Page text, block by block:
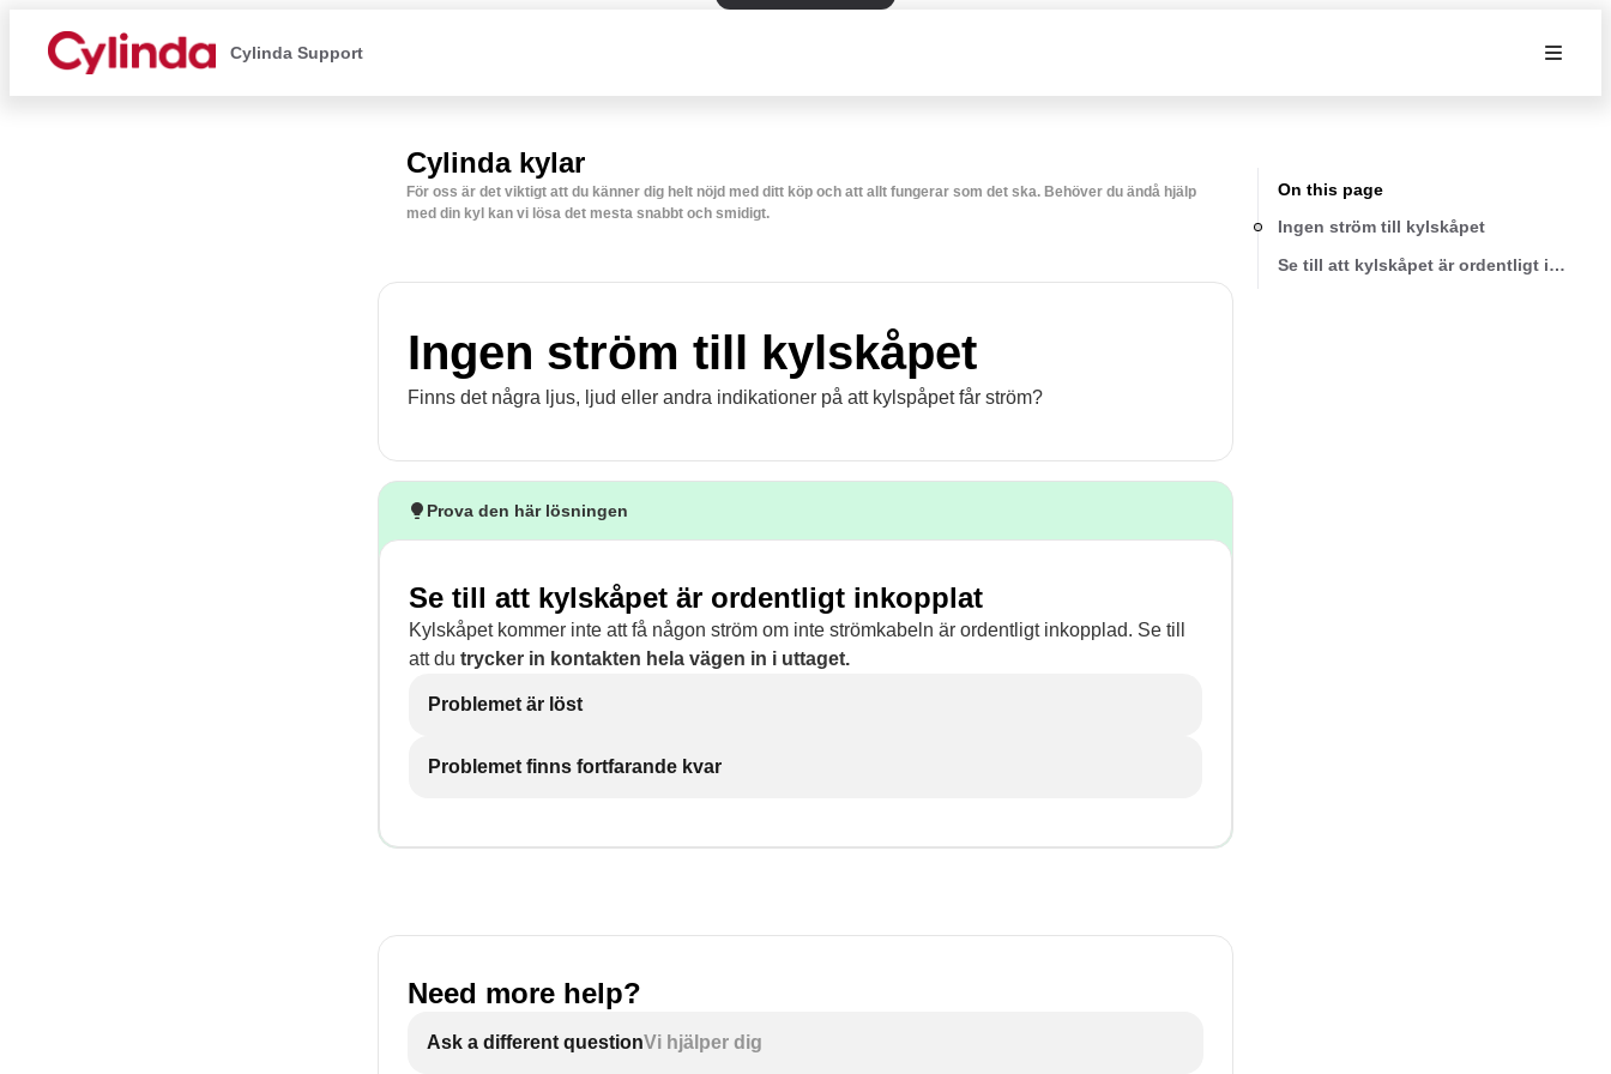
Cylinda Support
Cylinda kylar
För oss är det viktigt att du känner dig helt nöjd med ditt köp och att allt fungerar som det ska. Behöver du ändå hjälp
med din kyl kan vi lösa det mesta snabbt och smidigt.
Ingen ström till kylskåpet
Finns det några ljus, ljud eller andra indikationer på att kylspåpet får ström?
Prova den här lösningen
Se till att kylskåpet är ordentligt inkopplat
Kylskåpet kommer inte att få någon ström om inte strömkabeln är ordentligt inkopplad. Se till
att du trycker in kontakten hela vägen in i uttaget.
Problemet är löst
Problemet finns fortfarande kvar
Need more help?
Ask a different questionVi hjälper dig
On this page
Ingen ström till kylskåpet
Se till att kylskåpet är ordentligt